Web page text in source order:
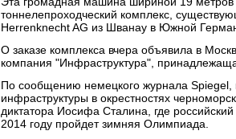
тоннелепроходческий комплекс,
Herrenknecht AG из Шванау в Южной
О заказе комплекса вчера объявила в
компания "Инфраструктура",
По сообщению немецкого журнала Spiegel,
инфраструктуры в окрестностях
диктатора Иосифа Сталина, где
2014 году пройдет зимняя Олимпиада.